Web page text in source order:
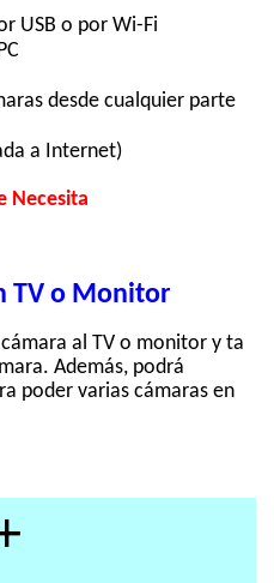
USB o por Wi-Fi
desde cualquier parte
a Internet)
Necesita
TV o Monitor
al TV o monitor y ta
Además, podrá
poder varias cámaras en